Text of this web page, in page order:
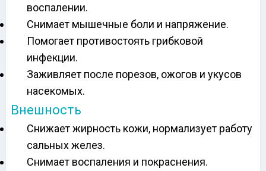
воспалении.
Снимает мышечные боли и напряжение.
Помогает противостоять грибковой
инфекции.
Заживляет после порезов, ожогов и укусов
насекомых.
Внешность
Снижает жирность кожи, нормализует работу
сальных желез.
Снимает воспаления и покраснения.